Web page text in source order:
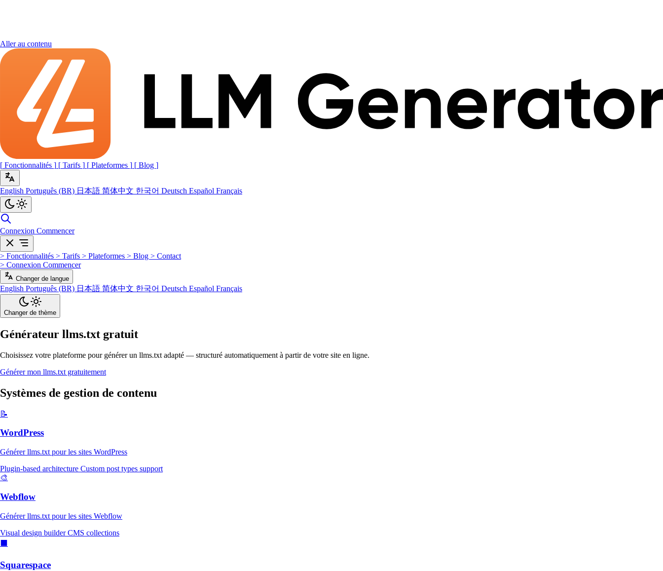
Aller au contenu
[ Fonctionnalités ] [ Tarifs ] [ Plateformes ] [ Blog ]
English Português (BR) 日本語 简体中文 한국어 Deutsch Español Français
Connexion Commencer
> Fonctionnalités > Tarifs > Plateformes > Blog > Contact
> Connexion Commencer
Changer de langue
English Português (BR) 日本語 简体中文 한국어 Deutsch Español Français
Changer de thème
Générateur llms.txt gratuit
Choisissez votre plateforme pour générer un llms.txt adapté — structuré automatiquement à partir de votre site en ligne.
Générer mon llms.txt gratuitement
Systèmes de gestion de contenu
📝
WordPress
Générer llms.txt pour les sites WordPress
Plugin-based architecture Custom post types support
🎨
Webflow
Générer llms.txt pour les sites Webflow
Visual design builderCMS collections
Squarespace